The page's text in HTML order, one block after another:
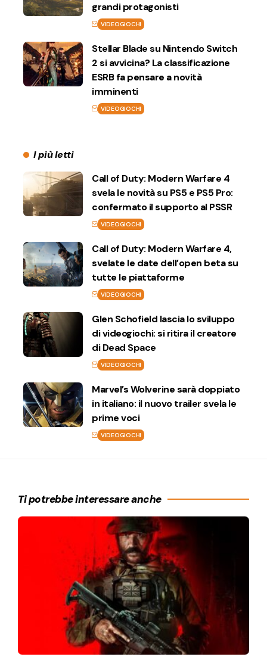
grandi protagonisti
VIDEOGIOCHI
Stellar Blade su Nintendo Switch
2 si avvicina? La classificazione
ESRB fa pensare a novità
imminenti
VIDEOGIOCHI
I più letti
Call of Duty: Modern Warfare 4
svela le novità su PS5 e PS5 Pro:
confermato il supporto al PSSR
VIDEOGIOCHI
Call of Duty: Modern Warfare 4,
svelate le date dell’open beta su
tutte le piattaforme
VIDEOGIOCHI
Glen Schofield lascia lo sviluppo
di videogiochi: si ritira il creatore
di Dead Space
VIDEOGIOCHI
Marvel’s Wolverine sarà doppiato
in italiano: il nuovo trailer svela le
prime voci
VIDEOGIOCHI
Ti potrebbe interessare anche